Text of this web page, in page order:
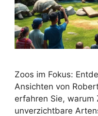
Zoos im Fokus:
Ansichten von
erfahren Sie, warum
unverzichtbare